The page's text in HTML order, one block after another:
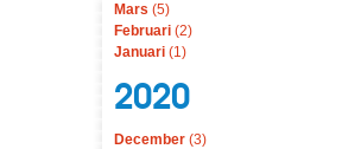
Mars (5)
Februari (2)
Januari (1)
2020
December (3)